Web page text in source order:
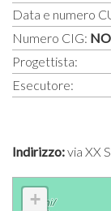
Data e numero
Numero CIG:
Progettista:
Esecutore:
Indirizzo:via XX
+